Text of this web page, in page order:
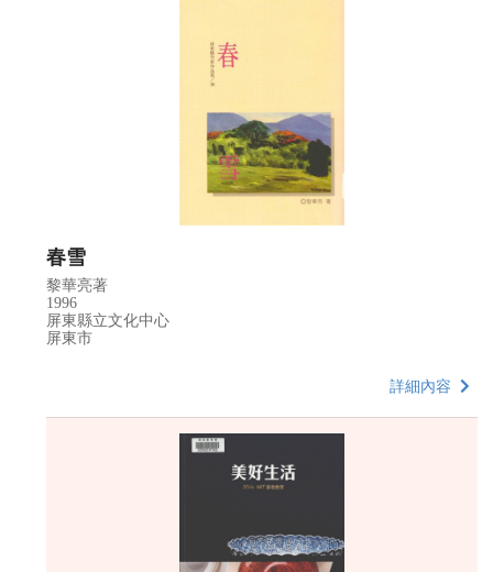
春雪
黎華亮著
1996
屏東縣立文化中心
屏東市
詳細內容